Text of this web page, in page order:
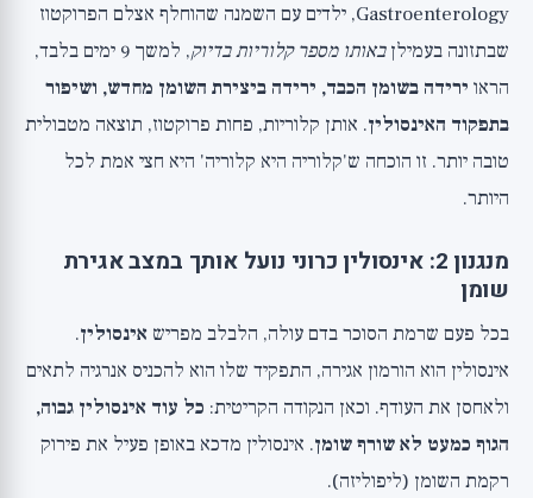
Gastroenterology, ילדים עם השמנה שהוחלף אצלם הפרוקטוז
שבתזונה בעמילןבאותו מספר קלוריות בדיוק
, למשך 9 ימים בלבד,
הראו ירידה בשומן הכבד, ירידה ביצירת השומן מחדש, ושיפור
בתפקוד האינסולין. אותן קלוריות, פחות פרוקטוז, תוצאה מטבולית
טובה יותר. זו הוכחה ש'קלוריה היא קלוריה' היא חצי אמת לכל
היותר.
מנגנון 2: אינסולין כרוני נועל אותך במצב אגירת
שומן
בכל פעם שרמת הסוכר בדם עולה, הלבלב מפריש אינסולין.
אינסולין הוא הורמון אגירה, התפקיד שלו הוא להכניס אנרגיה לתאים
ולאחסן את העודף. וכאן הנקודה הקריטית: כל עוד אינסולין גבוה,
הגוף כמעט לא שורף שומן. אינסולין מדכא באופן פעיל את פירוק
רקמת השומן (ליפוליזה).